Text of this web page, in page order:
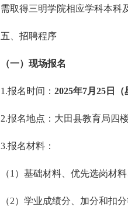
需取得三明学院相应学科本科
五、招聘程序
（一）现场报名
1.报名时间： 2025年7月 25 日（
2.报名地点：大田县教育局四
3.报名材料：
（1 ）基础材料、优先选岗材
（2）学业成绩分、加分和扣